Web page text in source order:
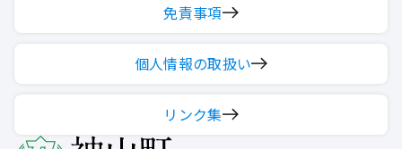
免責事項
個人情報の取扱い
リンク集